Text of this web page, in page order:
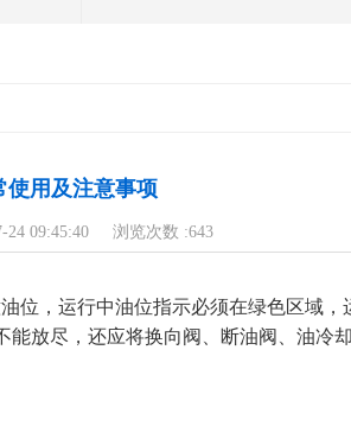
使用及注意事项
24 09:45:40 浏览次数 :643
位，运行中油位指示必须在绿色区域
放尽，还应将换向阀、断油阀、油冷